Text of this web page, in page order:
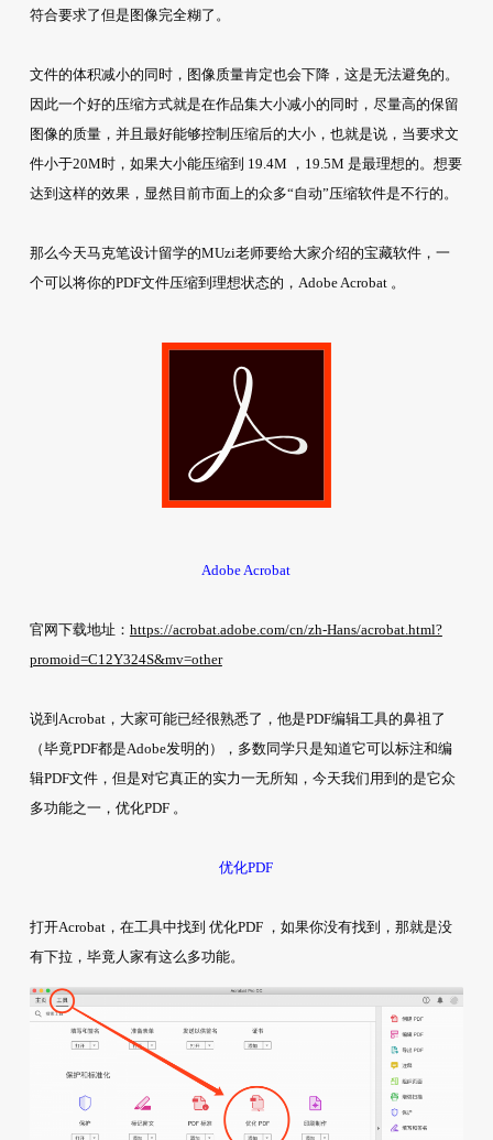
符合要求了但是图像完全糊了。
文件的体积减小的同时，图像质量肯定也会下降，这是无法避免的。
因此一个好的压缩方式就是在作品集大小减小的同时，尽量高的保留
图像的质量，并且最好能够控制压缩后的大小，也就是说，当要求文
件小于20M时，如果大小能压缩到 19.4M ，19.5M 是最理想的。想要
达到这样的效果，显然目前市面上的众多“自动”压缩软件是不行的。
那么今天马克笔设计留学的MUzi老师要给大家介绍的宝藏软件，一
个可以将你的PDF文件压缩到理想状态的，Adobe Acrobat 。
Adobe Acrobat
官网下载地址： https://acrobat.adobe.com/cn/zh-Hans/acrobat.html?
promoid=C12Y324S&mv=other
说到Acrobat，大家可能已经很熟悉了，他是PDF编辑工具的鼻祖了
（毕竟PDF都是Adobe发明的），多数同学只是知道它可以标注和编
辑PDF文件，但是对它真正的实力一无所知，今天我们用到的是它众
多功能之一，优化PDF 。
优化PDF
打开Acrobat，在工具中找到 优化PDF ，如果你没有找到，那就是没
有下拉，毕竟人家有这么多功能。